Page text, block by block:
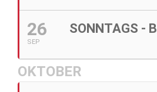
26
SEP
SONNTAGS -
OKTOBER